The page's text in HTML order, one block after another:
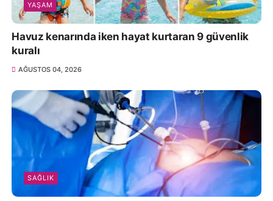
YAŞAM
Havuz kenarında iken hayat kurtaran 9 güvenlik
kuralı
AĞUSTOS 04, 2026
SAĞLIK